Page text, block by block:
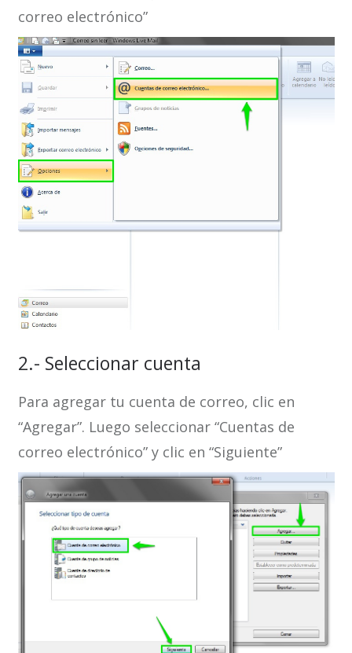
correo electrónico”
2.- Seleccionar cuenta
Para agregar tu cuenta de correo, clic en
“Agregar”. Luego seleccionar “Cuentas de
correo electrónico” y clic en “Siguiente”